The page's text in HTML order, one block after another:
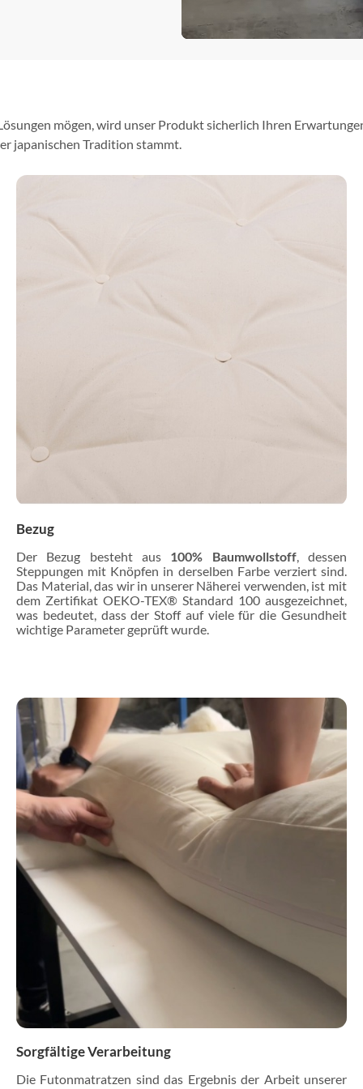
mögen, wird unser Produkt sicherlich Ihren
japanischen Tradition stammt.
Bezug
Der Bezug besteht aus 100% Baumwollstoff, dessen
Steppungen mit Knöpfen in derselben Farbe verziert sind.
Das Material, das wir in unserer Näherei verwenden, ist mit
dem Zertifikat OEKO-TEX® Standard 100 ausgezeichnet,
was bedeutet, dass der Stoff auf viele für die Gesundheit
wichtige Parameter geprüft wurde.
Sorgfältige Verarbeitung
Die Futonmatratzen sind das Ergebnis der Arbeit unserer